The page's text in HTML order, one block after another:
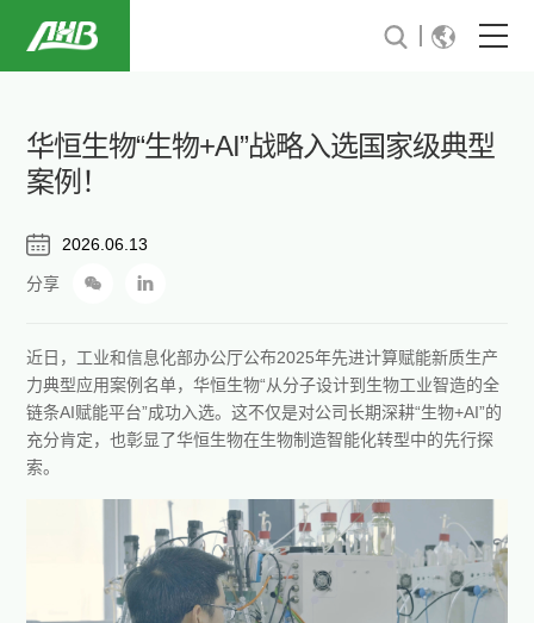
关于我们
行业解决方案
新闻与活动
投资者关系
加入华恒
华恒生物“生物+AI”战略入选国家级典型
案例！
2026.06.13
分享
近日，工业和信息化部办公厅公布2025年先进计算赋能新质生产
力典型应用案例名单，华恒生物“从分子设计到生物工业智造的全
链条AI赋能平台”成功入选。这不仅是对公司长期深耕“生物+AI”的
充分肯定，也彰显了华恒生物在生物制造智能化转型中的先行探
索。